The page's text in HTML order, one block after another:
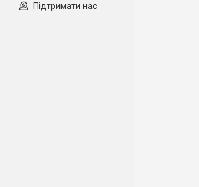
Підтримати нас